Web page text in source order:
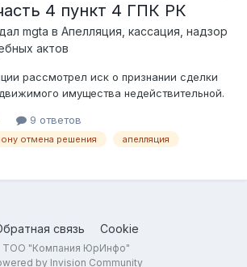
4 пункт 4 ГПК РК
mgta в Апелляция, кассация, надзор
актов
рассмотрел иск о признании сделки
имущества недействительной.
имущества. Арестов и обременений
судебного разбирательства суду
от нов...
9 ответов
отмена решения апелляция
связь Cookie
ТОО "Компания ЮрИнфо"
by Invision Community